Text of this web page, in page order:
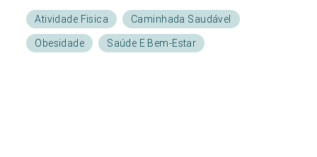
Atividade Fisica
Caminhada Saudável
Obesidade
Saúde E Bem-Estar